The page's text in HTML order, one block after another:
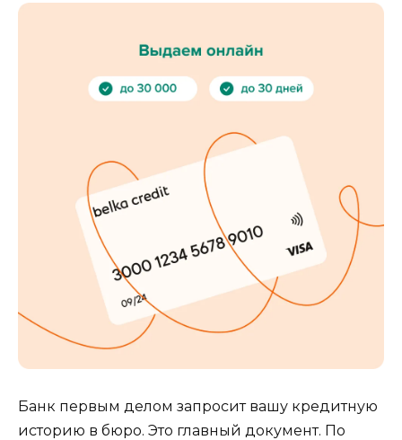
Банк первым делом запросит вашу кредитную
историю в бюро. Это главный документ. По